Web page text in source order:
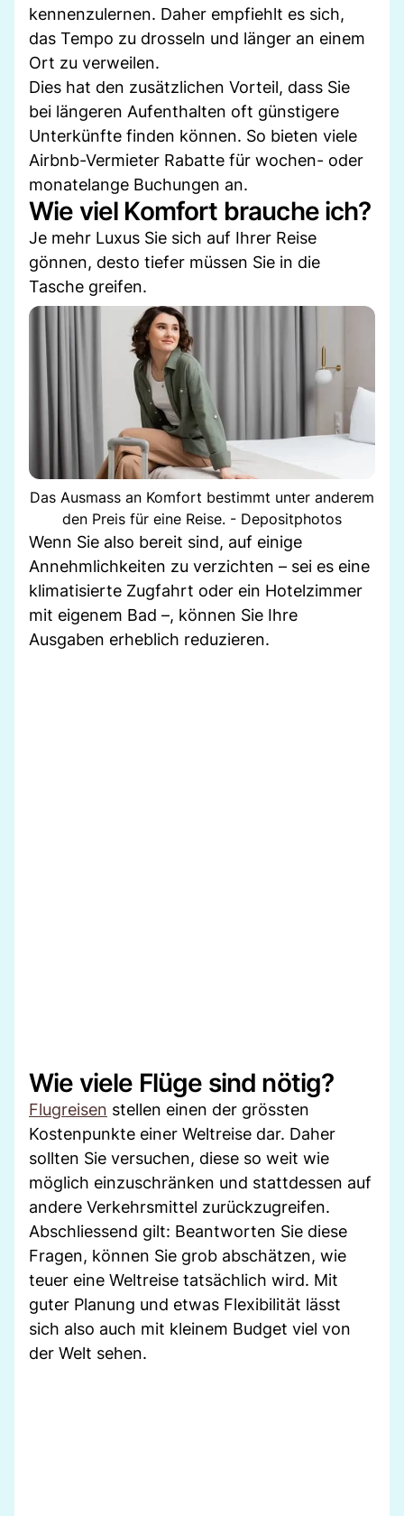
kennenzulernen. Daher empfiehlt es sich,
das Tempo zu drosseln und länger an einem
Ort zu verweilen.
Dies hat den zusätzlichen Vorteil, dass Sie
bei längeren Aufenthalten oft günstigere
Unterkünfte finden können. So bieten viele
Airbnb-Vermieter Rabatte für wochen- oder
monatelange Buchungen an.
Wie viel Komfort brauche ich?
Je mehr Luxus Sie sich auf Ihrer Reise
gönnen, desto tiefer müssen Sie in die
Tasche greifen.
Das Ausmass an Komfort bestimmt unter anderem
den Preis für eine Reise. - Depositphotos
Wenn Sie also bereit sind, auf einige
Annehmlichkeiten zu verzichten – sei es eine
klimatisierte Zugfahrt oder ein Hotelzimmer
mit eigenem Bad –, können Sie Ihre
Ausgaben erheblich reduzieren.
Wie viele Flüge sind nötig?
Flugreisen stellen einen der grössten
Kostenpunkte einer Weltreise dar. Daher
sollten Sie versuchen, diese so weit wie
möglich einzuschränken und stattdessen auf
andere Verkehrsmittel zurückzugreifen.
Abschliessend gilt: Beantworten Sie diese
Fragen, können Sie grob abschätzen, wie
teuer eine Weltreise tatsächlich wird. Mit
guter Planung und etwas Flexibilität lässt
sich also auch mit kleinem Budget viel von
der Welt sehen.